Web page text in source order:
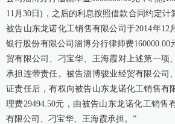
11月30日)，之后的利息按照借款合同约定计
被告山东龙诺化工销售有限公司于2014年12
银行股份有限公司淄博分行律师费
贸有限公司、刁宝华、王海霞对上述第一项
承担连带责任。被告淄博骏业经贸有限公司
证责任后，有权向被告山东龙诺化工销售有
理费29494.50元，由被告山东龙诺化工销售
有限公司、刁宝华、王海霞承担。”